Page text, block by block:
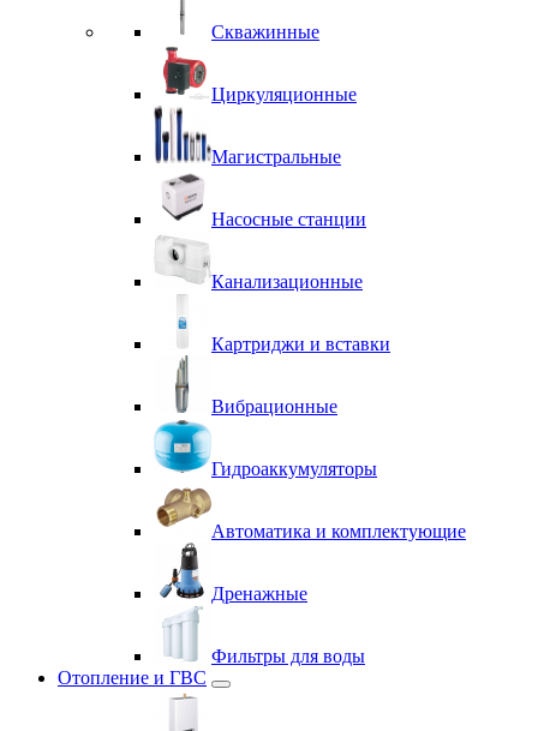
Скважинные
Циркуляционные
Магистральные
Насосные станции
Канализационные
Картриджи и вставки
Вибрационные
Гидроаккумуляторы
Автоматика и комплектующие
Дренажные
Фильтры для воды
Отопление и ГВС